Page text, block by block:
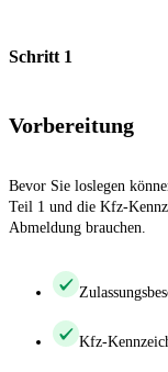
Schritt 1
Vorbereitung
Bevor Sie loslegen
Teil 1 und die Kfz-
Abmeldung brauchen.
Kfz-